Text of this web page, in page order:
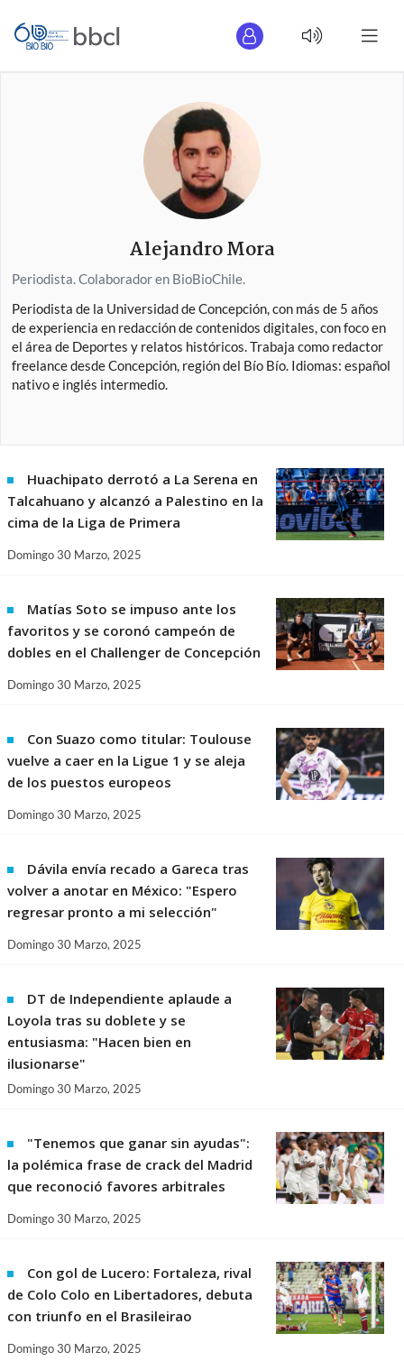
Alejandro Mora
Periodista. Colaborador en BioBioChile.
Periodista de la Universidad de Concepción, con más de 5 años
de experiencia en redacción de contenidos digitales, con foco en
el área de Deportes y relatos históricos. Trabaja como redactor
freelance desde Concepción, región del Bío Bío. Idiomas: español
nativo e inglés intermedio.
Huachipato derrotó a La Serena en
Talcahuano y alcanzó a Palestino en la
cima de la Liga de Primera
Domingo 30 Marzo, 2025
Matías Soto se impuso ante los
favoritos y se coronó campeón de
dobles en el Challenger de Concepción
Domingo 30 Marzo, 2025
Con Suazo como titular: Toulouse
vuelve a caer en la Ligue 1 y se aleja
de los puestos europeos
Domingo 30 Marzo, 2025
Dávila envía recado a Gareca tras
volver a anotar en México: "Espero
regresar pronto a mi selección"
Domingo 30 Marzo, 2025
DT de Independiente aplaude a
Loyola tras su doblete y se
entusiasma: "Hacen bien en
ilusionarse"
Domingo 30 Marzo, 2025
"Tenemos que ganar sin ayudas":
la polémica frase de crack del Madrid
que reconoció favores arbitrales
Domingo 30 Marzo, 2025
Con gol de Lucero: Fortaleza, rival
de Colo Colo en Libertadores, debuta
con triunfo en el Brasileirao
Domingo 30 Marzo, 2025